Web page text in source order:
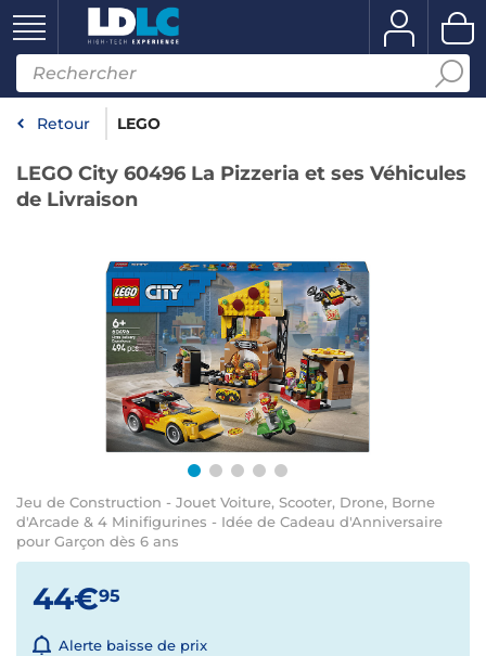
Retour LEGO
LEGO City 60496 La Pizzeria et ses Véhicules
de Livraison
Jeu de Construction - Jouet Voiture, Scooter, Drone, Borne
d'Arcade & 4 Minifigurines - Idée de Cadeau d'Anniversaire
pour Garçon dès 6 ans
44€95
Alerte baisse de prix